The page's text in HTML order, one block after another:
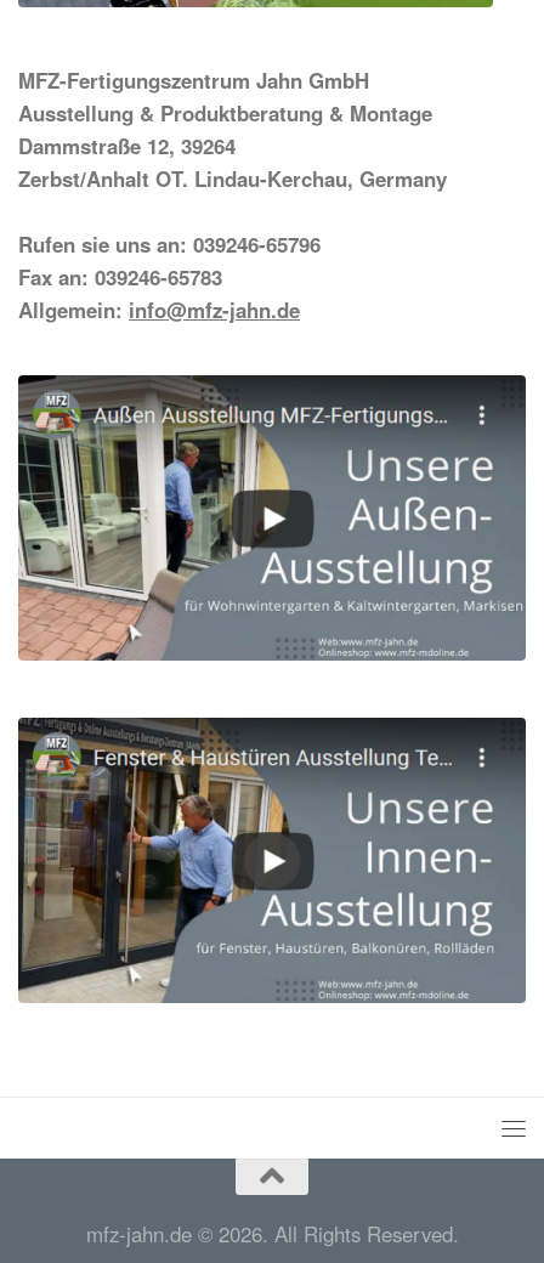
MFZ-Fertigungszentrum Jahn GmbH
Ausstellung & Produktberatung & Montage
Dammstraße 12, 39264
Zerbst/Anhalt OT. Lindau-Kerchau, Germany
Rufen sie uns an: 039246-65796
Fax an: 039246-65783
Allgemein: info@mfz-jahn.de
mfz-jahn.de © 2026. All Rights Reserved.